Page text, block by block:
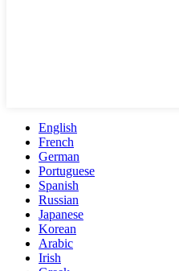
English
French
German
Portuguese
Spanish
Russian
Japanese
Korean
Arabic
Irish